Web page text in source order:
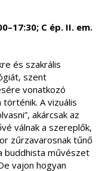
C ép. II. em.
és szakrális
szent
vonatkozó
A vizuális
akárcsak az
válnak a szereplők,
zűrzavarosnak tűnő
buddhista művészet
vajon hogyan